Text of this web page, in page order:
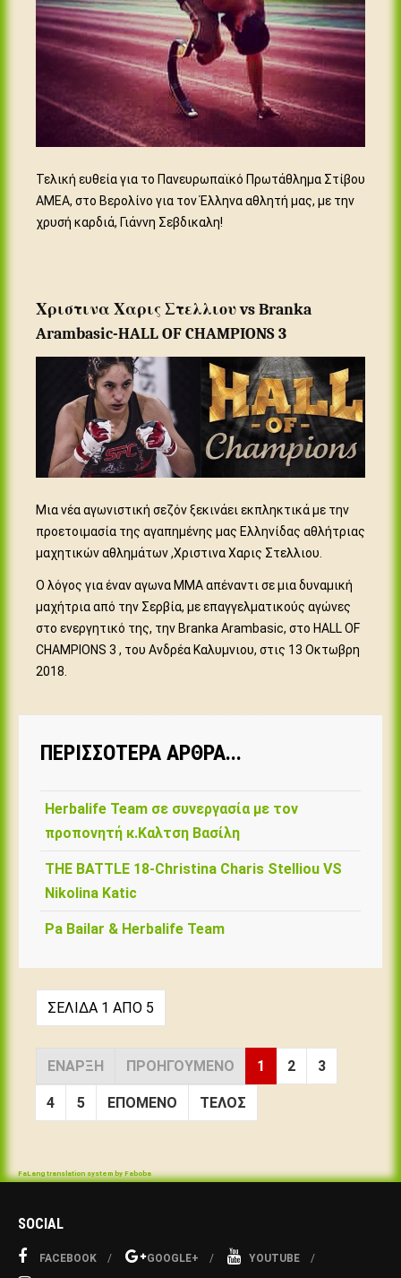
Τελική ευθεία για το Πανευρωπαϊκό Πρωτάθλημα Στίβου
ΑΜΕΑ, στο Βερολίνο για τον Έλληνα αθλητή μας, με την
χρυσή καρδιά, Γιάννη Σεβδικαλη!
Χριστινα Χαρις Στελλιου vs Branka
Arambasic-HALL OF CHAMPIONS 3
Μια νέα αγωνιστική σεζόν ξεκινάει εκπληκτικά με την
προετοιμασία της αγαπημένης μας Ελληνίδας αθλήτριας
μαχητικών αθλημάτων ,Χριστινα Χαρις Στελλιου.
Ο λόγος για έναν αγωνα MMA απέναντι σε μια δυναμική
μαχήτρια από την Σερβία, με επαγγελματικούς αγώνες
στο ενεργητικό της, την Branka Arambasic, στο HALL OF
CHAMPIONS 3 , του Ανδρέα Καλυμνιου, στις 13 Οκτωβρη
2018.
ΠΕΡΙΣΣΌΤΕΡΑ ΆΡΘΡΑ...
Herbalife Team σε συνεργασία με τον
προπονητή κ.Καλτση Βασίλη
ΤΗΕ BATTLE 18-Christina Charis Stelliou VS
Nikolina Katic
Pa Bailar & Herbalife Team
ΣΕΛΊΔΑ 1 ΑΠΌ 5
ΈΝΑΡΞΗ ΠΡΟΗΓΟΎΜΕΝΟ 1 2 3
4 5 ΕΠΌΜΕΝΟ ΤΈΛΟΣ
FaLang translation system by Faboba
SOCIAL
FACEBOOK GOOGLE+ YOUTUBE